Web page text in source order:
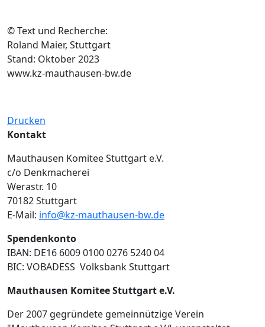
© Text und Recherche:
Roland Maier, Stuttgart
Stand: Oktober 2023
www.kz-mauthausen-bw.de
Drucken
Kontakt
Mauthausen Komitee Stuttgart e.V.
c/o Denkmacherei
Werastr. 10
70182 Stuttgart
E-Mail: info@kz-mauthausen-bw.de
Spendenkonto
IBAN: DE16 6009 0100 0276 5240 04
BIC: VOBADESS Volksbank Stuttgart
Mauthausen Komitee Stuttgart e.V.
Der 2007 gegründete gemeinnützige Verein